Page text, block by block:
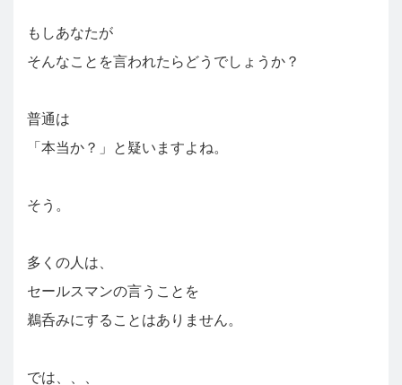
もしあなたが
そんなことを言われたらどうでしょうか？
普通は
「本当か？」と疑いますよね。
そう。
多くの人は、
セールスマンの言うことを
鵜呑みにすることはありません。
では、、、